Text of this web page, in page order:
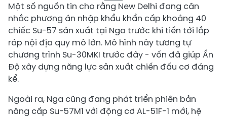
Một số nguồn tin cho rằng New Delhi đang cân
nhắc phương án nhập khẩu khẩn cấp khoảng 40
chiếc Su-57 sản xuất tại Nga trước khi tiến tới lắp
ráp nội địa quy mô lớn. Mô hình này tương tự
chương trình Su-30MKI trước đây - vốn đã giúp Ấn
Độ xây dựng năng lực sản xuất chiến đấu cơ đáng
kể.
Ngoài ra, Nga cũng đang phát triển phiên bản
nâng cấp Su-57M1 với động cơ AL-51F-1 mới, hệ